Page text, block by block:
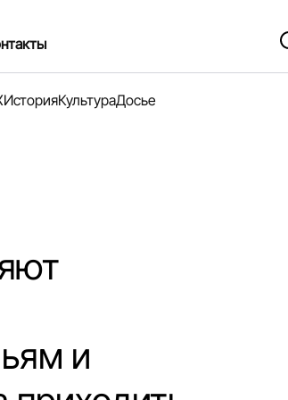
ИсторияКультураДосье
и